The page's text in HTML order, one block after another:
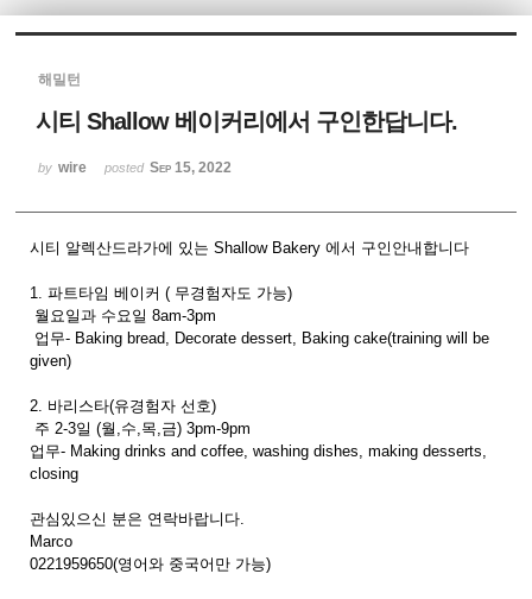
해밀턴
시티 Shallow 베이커리에서 구인한답니다.
by wire posted Sep 15, 2022
시티 알렉산드라가에 있는 Shallow Bakery 에서 구인안내합니다
1. 파트타임 베이커 ( 무경험자도 가능)
월요일과 수요일 8am-3pm
업무- Baking bread, Decorate dessert, Baking cake(training will be
given)
2. 바리스타(유경험자 선호)
주 2-3일 (월,수,목,금) 3pm-9pm
업무- Making drinks and coffee, washing dishes, making desserts,
closing
관심있으신 분은 연락바랍니다.
Marco
0221959650(영어와 중국어만 가능)
Sketchbook5, 스케치북5
Sketchbook5, 스케치북5